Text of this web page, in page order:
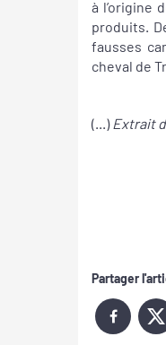
à l’origine
produits.
fausses
cheval de
(...)Extrait
Partager